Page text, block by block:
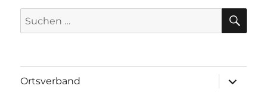
Suchen
nach:
Ortsverband
öffnen